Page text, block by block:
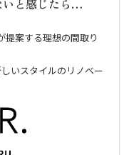
いと感じたら…
提案する理想の間取り
いスタイルのリノベー